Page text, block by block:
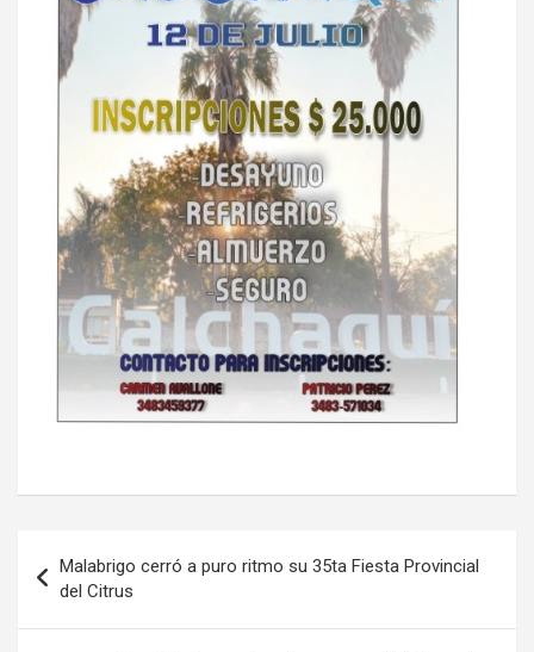
de
entradas
Malabrigo cerró a puro ritmo su 35ta Fiesta Provincial
del Citrus